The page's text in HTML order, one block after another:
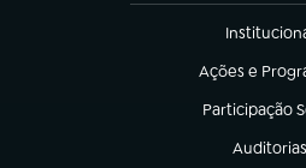
(abre em
Ações e
(abre em nova
Participação
(abre em
Auditorias
(abre em